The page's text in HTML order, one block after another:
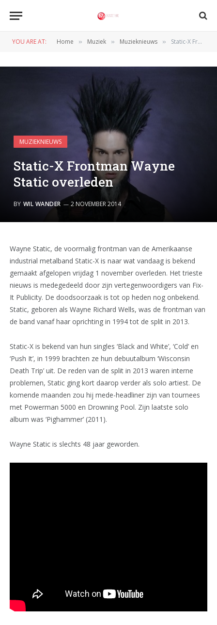
YOU ARE AT: Home » Muziek » Muzieknieuws » Static-X Frontman Wayne Static overleden
MUZIEKNIEUWS
Static-X Frontman Wayne
Static overleden
BY WIL WANDER 2 NOVEMBER 2014
Wayne Static, de voormalig frontman van de Amerikaanse
industrial metalband Static-X is naar wat vandaag is bekend
gemaakt afgelopen vrijdag 1 november overleden. Het trieste
nieuws is medegedeeld door zijn vertegenwoordigers van Fix-
It Publicity. De doodsoorzaak is tot op heden nog onbekend.
Static, geboren als Wayne Richard Wells, was de frontman van
de band vanaf haar oprichting in 1994 tot de split in 2013.
Static-X is bekend van hun singles ‘Black and White’, ‘Cold’ en
‘Push It’, in 1999 brachten ze hun debuutalbum ‘Wisconsin
Death Trip’ uit. De reden van de split in 2013 waren interne
problemen, Static ging kort daarop verder als solo artiest. De
komende maanden zou hij mede-headliner zijn van tournees
met Powerman 5000 en Drowning Pool. Zijn laatste solo
album was ‘Pighammer’ (2011).
Wayne Static is slechts 48 jaar geworden.